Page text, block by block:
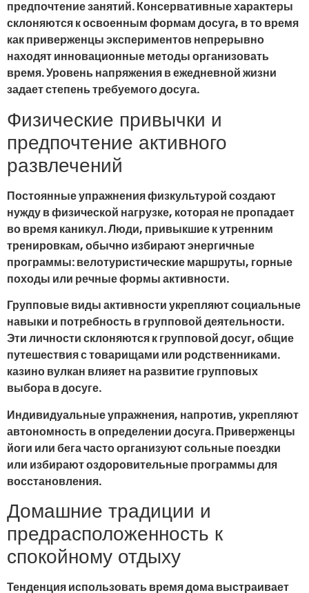
предпочтение занятий. Консервативные характеры
склоняются к освоенным формам досуга, в то время
как приверженцы экспериментов непрерывно
находят инновационные методы организовать
время. Уровень напряжения в ежедневной жизни
задает степень требуемого досуга.
Физические привычки и
предпочтение активного
развлечений
Постоянные упражнения физкультурой создают
нужду в физической нагрузке, которая не пропадает
во время каникул. Люди, привыкшие к утренним
тренировкам, обычно избирают энергичные
программы: велотуристические маршруты, горные
походы или речные формы активности.
Групповые виды активности укрепляют социальные
навыки и потребность в групповой деятельности.
Эти личности склоняются к групповой досуг, общие
путешествия с товарищами или родственниками.
казино вулкан влияет на развитие групповых
выбора в досуге.
Индивидуальные упражнения, напротив, укрепляют
автономность в определении досуга. Приверженцы
йоги или бега часто организуют сольные поездки
или избирают оздоровительные программы для
восстановления.
Домашние традиции и
предрасположенность к
спокойному отдыху
Тенденция использовать время дома выстраивает